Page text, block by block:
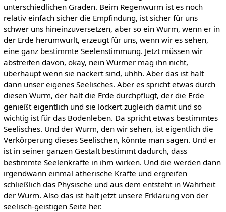
unterschiedlichen Graden. Beim Regenwurm ist es noch
relativ einfach sicher die Empfindung, ist sicher für uns
schwer uns hineinzuversetzen, aber so ein Wurm, wenn er in
der Erde herumwurlt, erzeugt für uns, wenn wir es sehen,
eine ganz bestimmte Seelenstimmung. Jetzt müssen wir
abstreifen davon, okay, nein Würmer mag ihn nicht,
überhaupt wenn sie nackert sind, uhhh. Aber das ist halt
dann unser eigenes Seelisches. Aber es spricht etwas durch
diesen Wurm, der halt die Erde durchpflügt, der die Erde
genießt eigentlich und sie lockert zugleich damit und so
wichtig ist für das Bodenleben. Da spricht etwas bestimmtes
Seelisches. Und der Wurm, den wir sehen, ist eigentlich die
Verkörperung dieses Seelischen, könnte man sagen. Und er
ist in seiner ganzen Gestalt bestimmt dadurch, dass
bestimmte Seelenkräfte in ihm wirken. Und die werden dann
irgendwann einmal ätherische Kräfte und ergreifen
schließlich das Physische und aus dem entsteht in Wahrheit
der Wurm. Also das ist halt jetzt unsere Erklärung von der
seelisch-geistigen Seite her.